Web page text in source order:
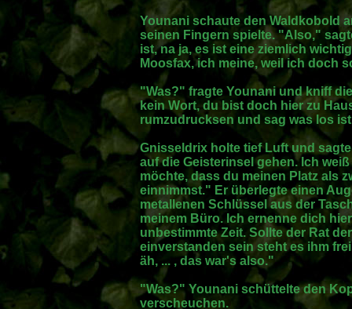
Younani schaute den Waldkobold
seinen Fingern spielte. "Also,"
ist, na ja, es ist eine ziemlich
Moosfax, ich meine, weil ich doch
"Was?" fragte Younani und kniff
kein Wort, du bist doch hier zu
rumzudrucksen und sag was los
Gnisseldrix holte tief Luft und
auf die Geisterinsel gehen. Ich
möchte, dass du meinen Platz als
einnimmst." Er überlegte einen
metallenen Schlüssel aus der
meinem Büro. Ich ernenne dich
unbestimmte Zeit. Sollte der Rat
einverstanden sein steht es ihm
äh, ... , das war's also."
"Was?" Younani schüttelte den
verscheuchen.